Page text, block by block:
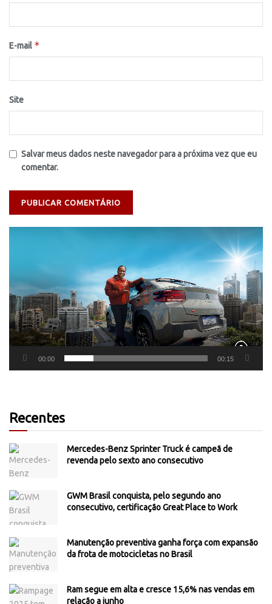
E-mail *
Site
Salvar meus dados neste navegador para a próxima vez que eu
comentar.
00:00 00:15
Recentes
Mercedes-Benz Sprinter Truck é campeã de
revenda pelo sexto ano consecutivo
GWM Brasil conquista, pelo segundo ano
consecutivo, certificação Great Place to Work
Manutenção preventiva ganha força com expansão
da frota de motocicletas no Brasil
Ram segue em alta e cresce 15,6% nas vendas em
relação a junho